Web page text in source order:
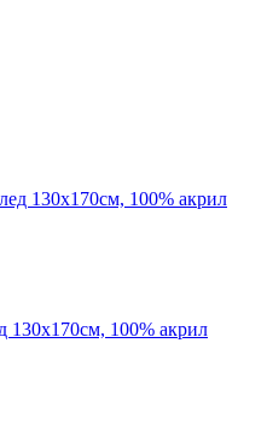
100% акрил